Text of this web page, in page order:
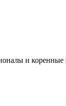
и